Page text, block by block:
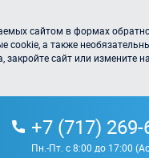
сайтом в формах
а также
сайт или измените
+7 (717) 269-
Пн.-Пт. с 8:00 до 17:00